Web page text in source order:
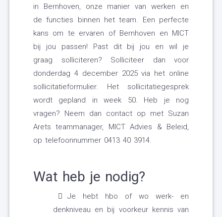
in Bernhoven, onze manier van werken en
de functies binnen het team. Een perfecte
kans om te ervaren of Bernhoven en MICT
bij jou passen! Past dit bij jou en wil je
graag solliciteren? Solliciteer dan voor
donderdag 4 december 2025 via het online
sollicitatieformulier. Het sollicitatiegesprek
wordt gepland in week 50. Heb je nog
vragen? Neem dan contact op met Suzan
Arets teammanager, MICT Advies & Beleid,
op telefoonnummer 0413 40 3914.
Wat heb je nodig?
Je hebt hbo of wo werk- en
denkniveau en bij voorkeur kennis van